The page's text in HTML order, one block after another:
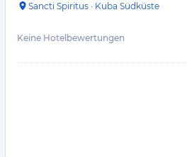
Sancti Spiritus · Kuba Südküste
Keine Hotelbewertungen